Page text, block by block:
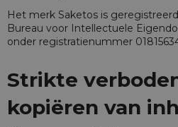
Het merk Saketos is
Bureau voor Intellectuele
onder registratienummer
Strikte
kopiëren van